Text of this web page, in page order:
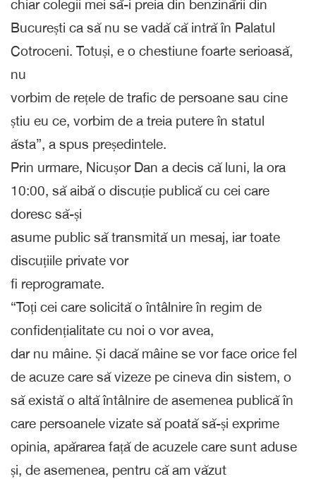
chiar colegii mei să-i preia din benzinării din
București ca să nu se vadă că intră în Palatul
Cotroceni. Totuși, e o chestiune foarte serioasă,
nu
vorbim de rețele de trafic de persoane sau cine
știu eu ce, vorbim de a treia putere în statul
ăsta”, a spus președintele.
Prin urmare, Nicușor Dan a decis că luni, la ora
10:00, să aibă o discuție publică cu cei care
doresc să-și
asume public să transmită un mesaj, iar toate
discuțiile private vor
fi reprogramate.
“Toți cei care solicită o întâlnire în regim de
confidențialitate cu noi o vor avea,
dar nu mâine. Și dacă mâine se vor face orice fel
de acuze care să vizeze pe cineva din sistem, o
să există o altă întâlnire de asemenea publică în
care persoanele vizate să poată să-și exprime
opinia, apărarea față de acuzele care sunt aduse
și, de asemenea, pentru că am văzut